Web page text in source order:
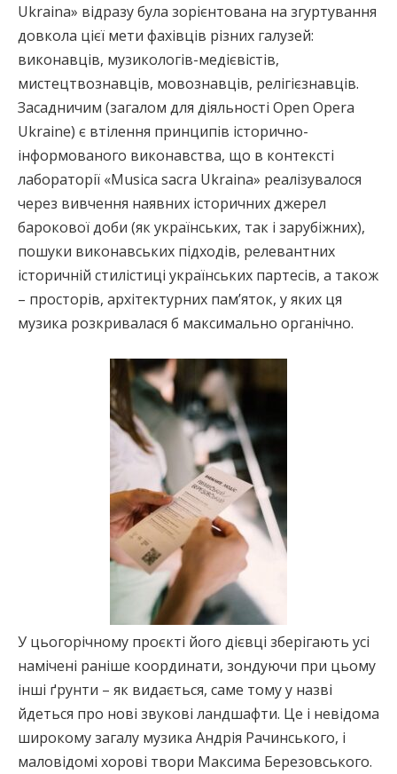
Ukraina» відразу була зорієнтована на згуртування
довкола цієї мети фахівців різних галузей:
виконавців, музикологів-медієвістів,
мистецтвознавців, мовознавців, релігієзнавців.
Засадничим (загалом для діяльності Оpen Opera
Ukraine) є втілення принципів історично-
інформованого виконавства, що в контексті
лабораторії «Musica sacra Ukraina» реалізувалося
через вивчення наявних історичних джерел
барокової доби (як українських, так і зарубіжних),
пошуки виконавських підходів, релевантних
історичній стилістиці українських партесів, а також
– просторів, архітектурних пам’яток, у яких ця
музика розкривалася б максимально органічно.
У цьогорічному проєкті його дієвці зберігають усі
намічені раніше координати, зондуючи при цьому
інші ґрунти – як видається, саме тому у назві
йдеться про нові звукові ландшафти. Це і невідома
широкому загалу музика Андрія Рачинського, і
маловідомі хорові твори Максима Березовського.